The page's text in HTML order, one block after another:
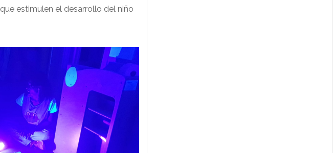
estimulen el desarrollo del niño